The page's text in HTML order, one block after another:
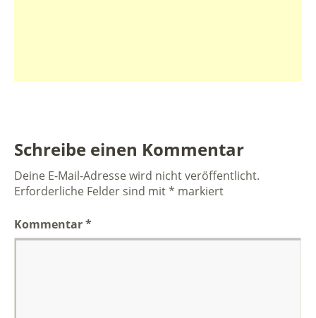
Schreibe einen Kommentar
Deine E-Mail-Adresse wird nicht veröffentlicht.
Erforderliche Felder sind mit* markiert
Kommentar*